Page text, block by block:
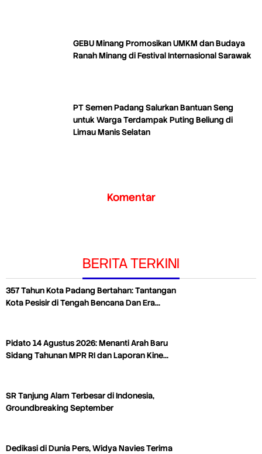
GEBU Minang Promosikan UMKM dan Budaya
Ranah Minang di Festival Internasional Sarawak
PT Semen Padang Salurkan Bantuan Seng
untuk Warga Terdampak Puting Beliung di
Limau Manis Selatan
Komentar
BERITA TERKINI
357 Tahun Kota Padang Bertahan: Tantangan
Kota Pesisir di Tengah Bencana Dan Era…
Pidato 14 Agustus 2026: Menanti Arah Baru
Sidang Tahunan MPR RI dan Laporan Kine…
SR Tanjung Alam Terbesar di Indonesia,
Groundbreaking September
Dedikasi di Dunia Pers, Widya Navies Terima